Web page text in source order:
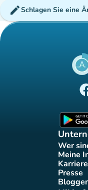
editSchlagen Sie eine
Wer
Meine
Karriere
Presse
(new